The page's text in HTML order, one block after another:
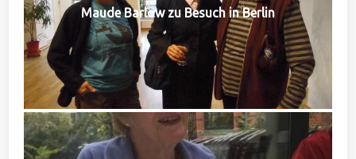
Maude Barlow zu Besuch in Berlin